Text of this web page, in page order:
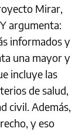
Mirar,
argumenta:
informados y
una mayor y
incluye las
de salud,
civil. Además,
y eso